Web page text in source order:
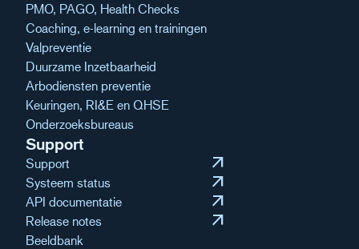
PMO, PAGO, Health Checks
Coaching, e-learning en trainingen
Valpreventie
Duurzame Inzetbaarheid
Arbodiensten preventie
Keuringen, RI&E en QHSE
Onderzoeksbureaus
Support
Support arrow_outward
Systeem status arrow_outward
API documentatie arrow_outward
Release notes arrow_outward
Beeldbank